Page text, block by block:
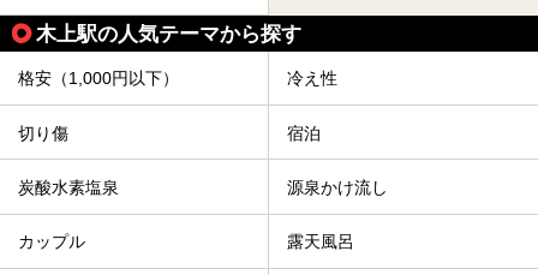
木上駅の人気テーマから探す
格安（1,000円以下） 冷え性
切り傷 宿泊
炭酸水素塩泉 源泉かけ流し
カップル 露天風呂